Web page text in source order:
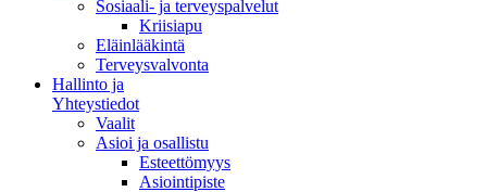
Sosiaali- ja terveyspalvelut
Kriisiapu
Eläinlääkintä
Terveysvalvonta
Hallinto ja
Yhteystiedot
Vaalit
Asioi ja osallistu
Esteettömyys
Asiointipiste